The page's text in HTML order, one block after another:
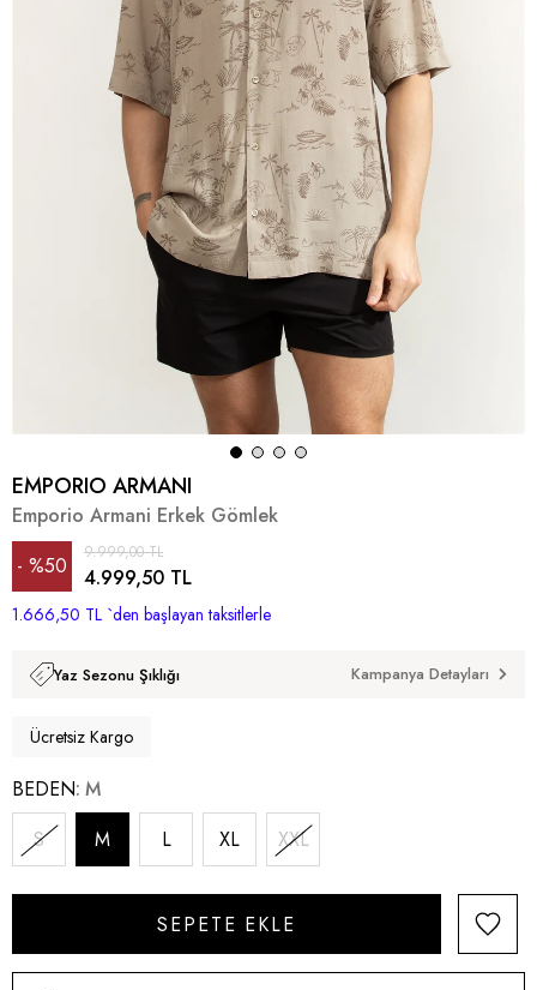
EMPORIO ARMANI
Emporio Armani Erkek Gömlek
%50
İndirim
9.999,00 TL
4.999,50 TL
1.666,50 TL `den başlayan taksitlerle
Yaz Sezonu Şıklığı Kampanya Detayları
Ücretsiz Kargo
BEDEN M
S
M L XL XXL